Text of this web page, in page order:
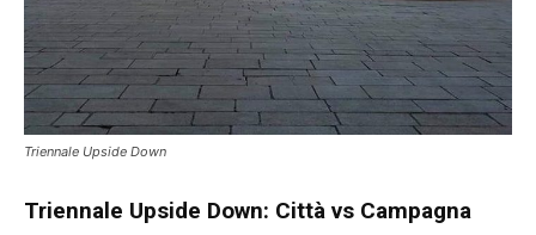
Triennale Upside Down
Triennale Upside Down: Città vs Campagna